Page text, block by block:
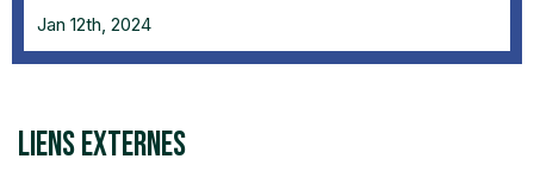
Jan 12th, 2024
liens externes